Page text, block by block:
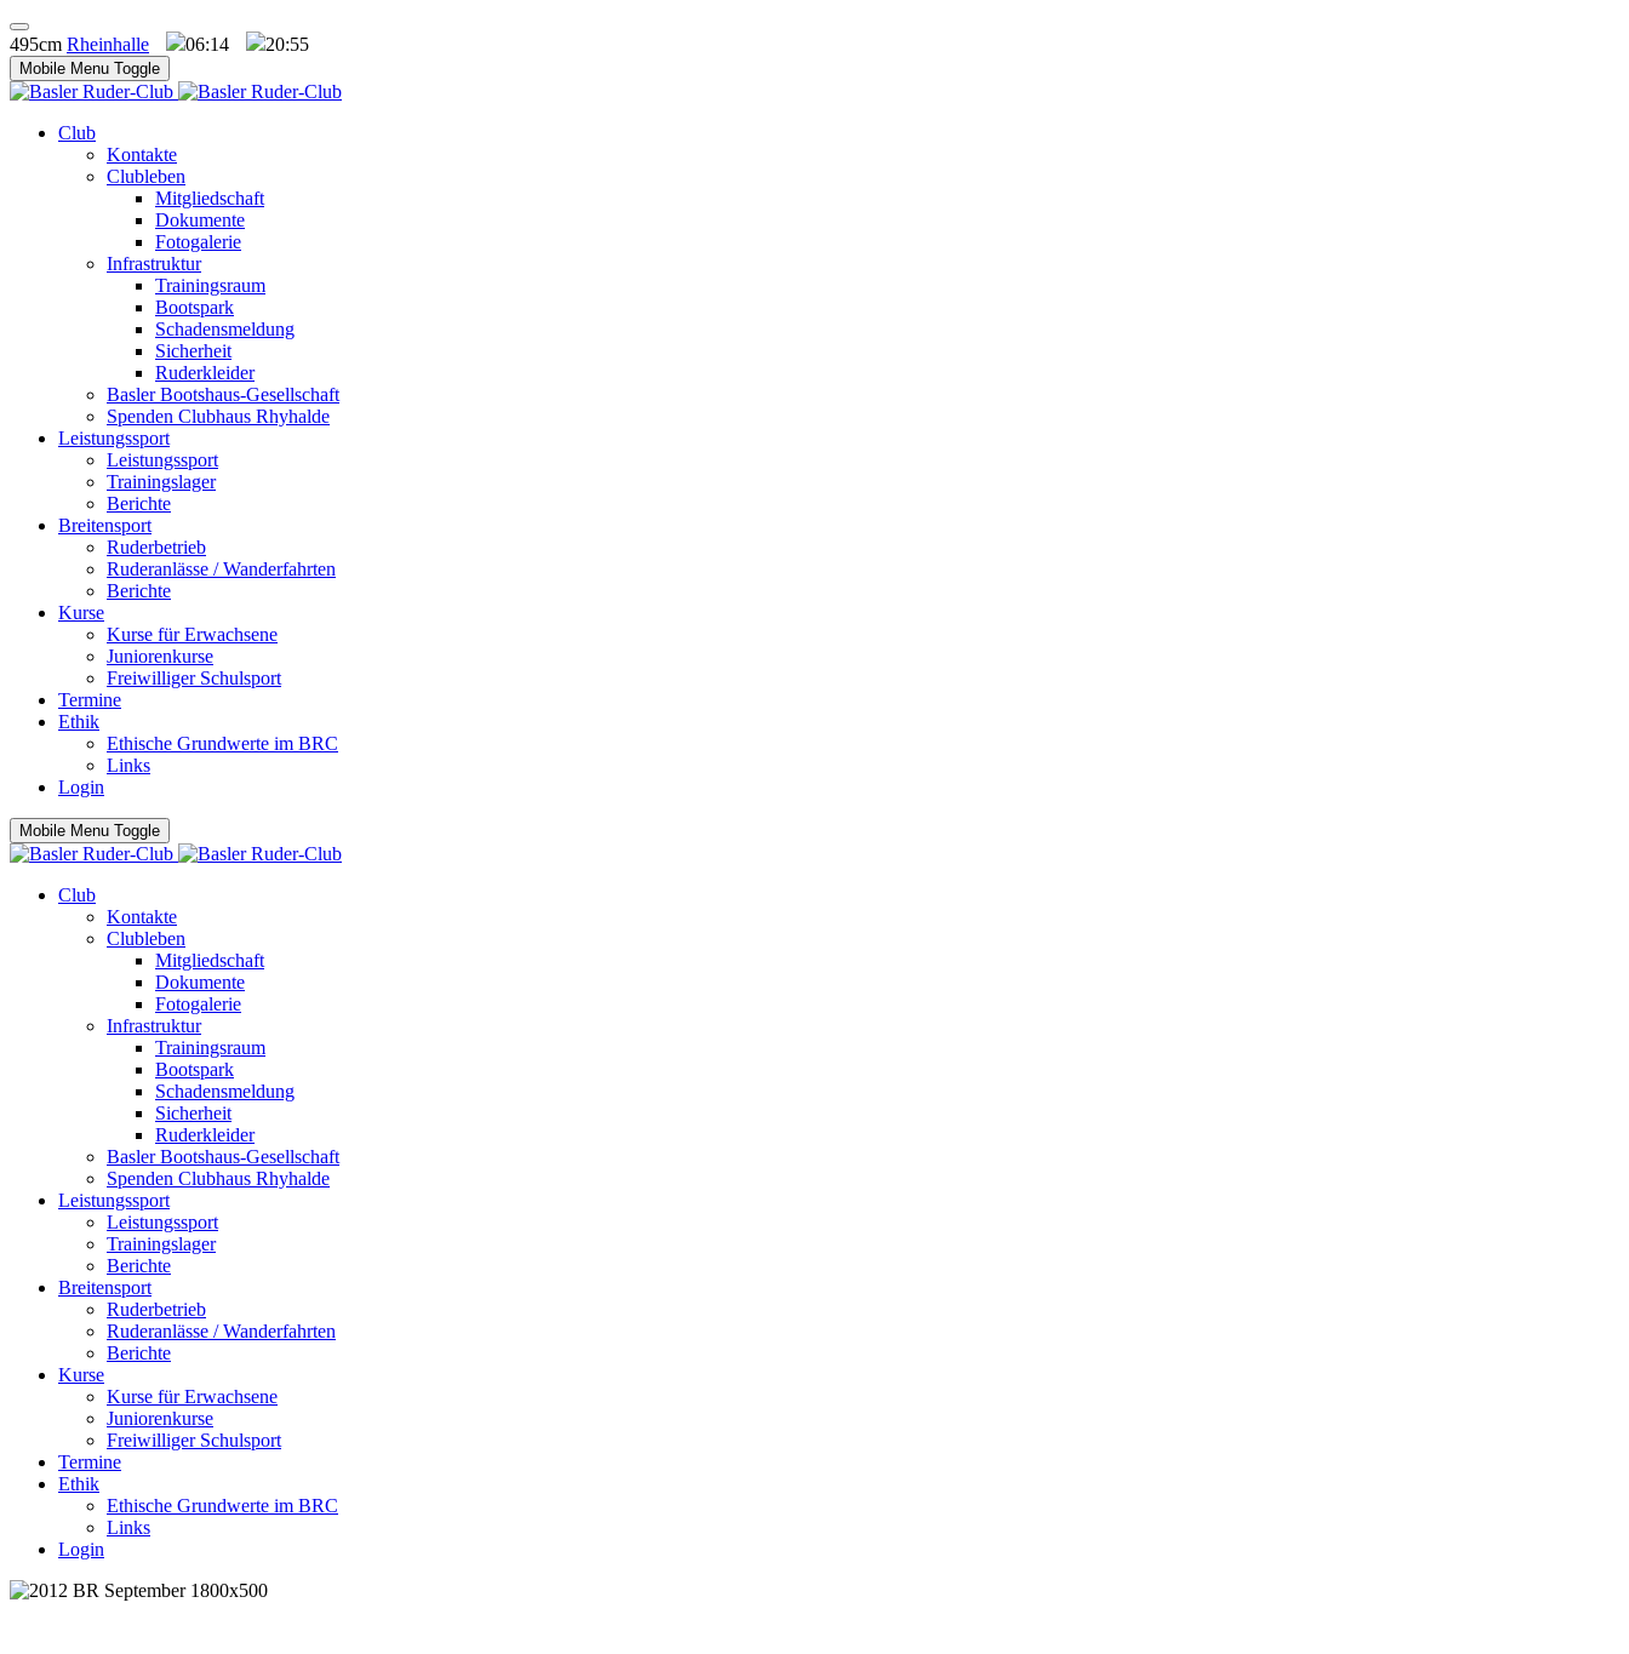
495cm Rheinhalle 06:14 20:55
Mobile Menu Toggle
Club
Kontakte
Clubleben
Mitgliedschaft
Dokumente
Fotogalerie
Infrastruktur
Trainingsraum
Bootspark
Schadensmeldung
Sicherheit
Ruderkleider
Basler Bootshaus-Gesellschaft
Spenden Clubhaus Rhyhalde
Leistungssport
Leistungssport
Trainingslager
Berichte
Breitensport
Ruderbetrieb
Ruderanlässe / Wanderfahrten
Berichte
Kurse
Kurse für Erwachsene
Juniorenkurse
Freiwilliger Schulsport
Termine
Ethik
Ethische Grundwerte im BRC
Links
Login
Mobile Menu Toggle
Club
Kontakte
Clubleben
Mitgliedschaft
Dokumente
Fotogalerie
Infrastruktur
Trainingsraum
Bootspark
Schadensmeldung
Sicherheit
Ruderkleider
Basler Bootshaus-Gesellschaft
Spenden Clubhaus Rhyhalde
Leistungssport
Leistungssport
Trainingslager
Berichte
Breitensport
Ruderbetrieb
Ruderanlässe / Wanderfahrten
Berichte
Kurse
Kurse für Erwachsene
Juniorenkurse
Freiwilliger Schulsport
Termine
Ethik
Ethische Grundwerte im BRC
Links
Login